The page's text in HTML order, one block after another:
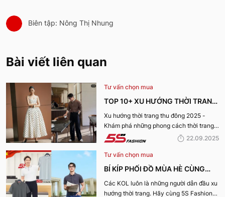
Biên tập: Nông Thị Nhung
Bài viết liên quan
Tư vấn chọn mua
TOP 10+ XU HƯỚNG THỜI TRANG
THU ĐÔNG 2025 TRENDY, GÂY
BÃO
Xu hướng thời trang thu đông 2025 -
Khám phá những phong cách thời trang
“làm mưa làm gió” từ sàn runway đến
22.09.2025
Tư vấn chọn mua
BÍ KÍP PHỐI ĐỒ MÙA HÈ CÙNG
KOL 5S FASHION: STYLE THU HÚT
Các KOL luôn là những người dẫn đầu xu
hướng thời trang. Hãy cùng 5S Fashion